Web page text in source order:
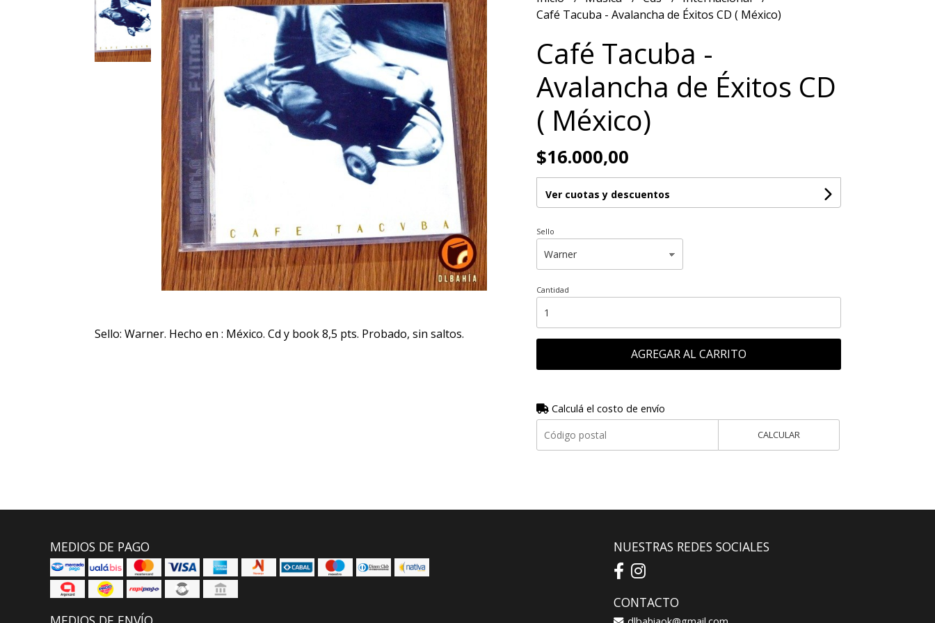
Sello: Warner. Hecho en : México. Cd y book 8,5 pts. Probado, sin saltos.
Café Tacuba - Avalancha de Éxitos CD ( México)
Café Tacuba -
Avalancha de Éxitos CD
( México)
$16.000,00
Ver cuotas y descuentos
Sello
Cantidad
AGREGAR AL CARRITO
Calculá el costo de envío
CALCULAR
MEDIOS DE PAGO NUESTRAS REDES SOCIALES
CONTACTO